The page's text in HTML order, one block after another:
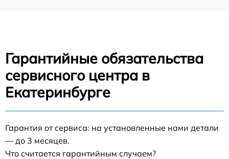
Гарантийные обязательства
сервисного центра в
Екатеринбурге
Гарантия от сервиса: на установленные нами детали
— до 3 месяцев.
Что считается гарантийным случаем?